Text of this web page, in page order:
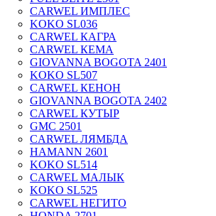
CARWEL ИМПЛЕС
KOKO SL036
CARWEL КАГРА
CARWEL КЕМА
GIOVANNA BOGOTA 2401
KOKO SL507
CARWEL КЕНОН
GIOVANNA BOGOTA 2402
CARWEL КУТЫР
GMC 2501
CARWEL ЛЯМБДА
HAMANN 2601
KOKO SL514
CARWEL МАЛЫК
KOKO SL525
CARWEL НЕГИТО